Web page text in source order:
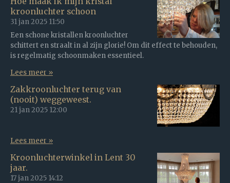
kroonluchter schoon
31 jan 2025 11:50
Een schone kristallen kroonluchter
schittert en straalt in al zijn glorie! Om dit effect te behouden,
is regelmatig schoonmaken essentieel.
Lees meer »
Zakkroonluchter terug van
(nooit) weggeweest.
21 jan 2025 12:00
Lees meer »
Kroonluchterwinkel in Lent 30
jaar.
17 jan 2025 14:12